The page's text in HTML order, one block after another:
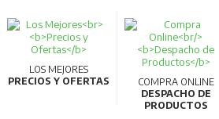
EAN 5702423295418
Electrical connection type Pg 9,
A, Male and Female
Grado IP IP65
Diafragma rasante
LOS MEJORES
PRECIOS Y OFERTAS
COMPRA ONLINE
DESPACHO DE
PRODUCTOS